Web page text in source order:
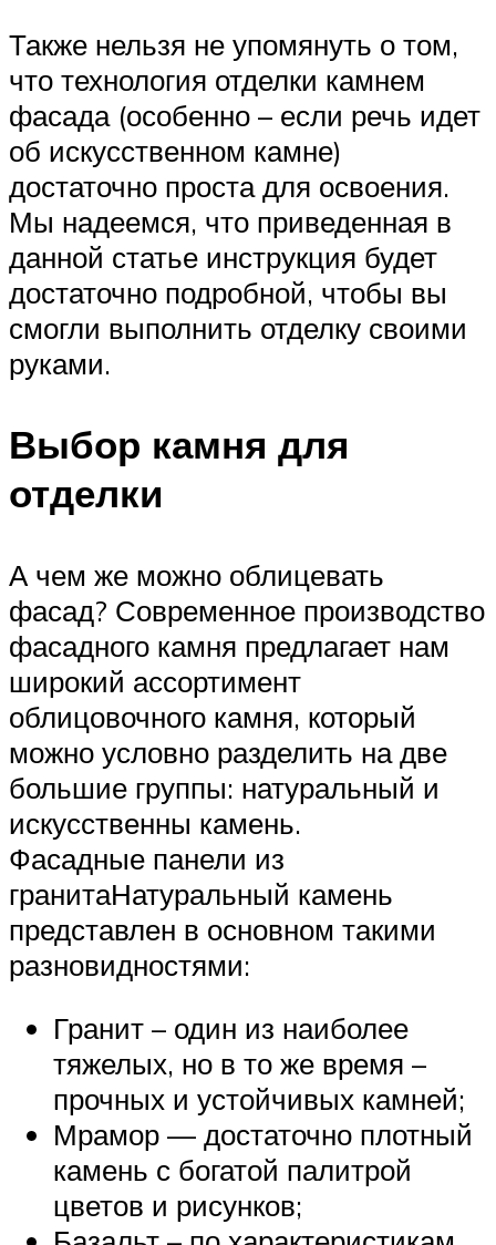
Также нельзя не упомянуть о том,
что технология отделки камнем
фасада (особенно – если речь идет
об искусственном камне)
достаточно проста для освоения.
Мы надеемся, что приведенная в
данной статье инструкция будет
достаточно подробной, чтобы вы
смогли выполнить отделку своими
руками.
Выбор камня для
отделки
А чем же можно облицевать
фасад? Современное производство
фасадного камня предлагает нам
широкий ассортимент
облицовочного камня, который
можно условно разделить на две
большие группы: натуральный и
искусственны камень.
Фасадные панели из
гранитаНатуральный камень
представлен в основном такими
разновидностями:
Гранит – один из наиболее
тяжелых, но в то же время –
прочных и устойчивых камней;
Мрамор — достаточно плотный
камень с богатой палитрой
цветов и рисунков;